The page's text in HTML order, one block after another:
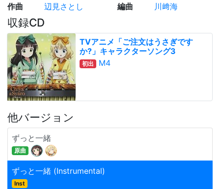
作曲
辺見さとし 編曲 川﨑海
収録CD
TVアニメ「ご注文はうさぎです
か?」キャラクターソング3
初出 M4
他バージョン
ずっと一緒
原曲
ずっと一緒 (Instrumental)
Inst